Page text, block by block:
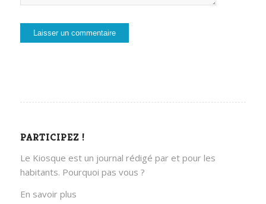
PARTICIPEZ !
Le Kiosque est un journal rédigé par et pour les
habitants. Pourquoi pas vous ?
En savoir plus